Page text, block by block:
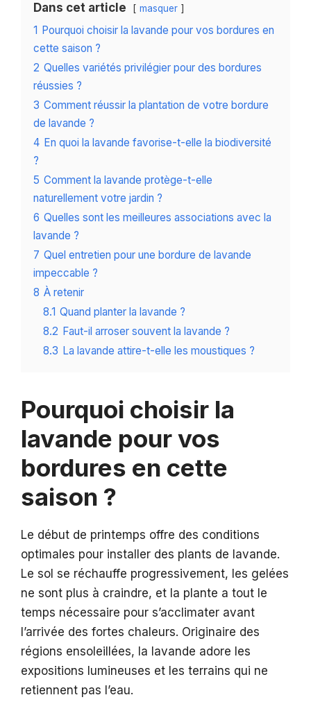
Dans cet article masquer
1 Pourquoi choisir la lavande pour vos bordures en
cette saison ?
2 Quelles variétés privilégier pour des bordures
réussies ?
3 Comment réussir la plantation de votre bordure
de lavande ?
4 En quoi la lavande favorise-t-elle la biodiversité
?
5 Comment la lavande protège-t-elle
naturellement votre jardin ?
6 Quelles sont les meilleures associations avec la
lavande ?
7 Quel entretien pour une bordure de lavande
impeccable ?
8 À retenir
8.1 Quand planter la lavande ?
8.2 Faut-il arroser souvent la lavande ?
8.3 La lavande attire-t-elle les moustiques ?
Pourquoi choisir la
lavande pour vos
bordures en cette
saison ?
Le début de printemps offre des conditions
optimales pour installer des plants de lavande.
Le sol se réchauffe progressivement, les gelées
ne sont plus à craindre, et la plante a tout le
temps nécessaire pour s’acclimater avant
l’arrivée des fortes chaleurs. Originaire des
régions ensoleillées, la lavande adore les
expositions lumineuses et les terrains qui ne
retiennent pas l’eau.